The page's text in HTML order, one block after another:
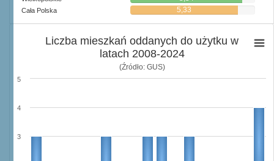
Cała Polska 5,33
Liczba mieszkań oddanych do użytku w
latach 2008-2024
(Źródło: GUS)
3
4
5